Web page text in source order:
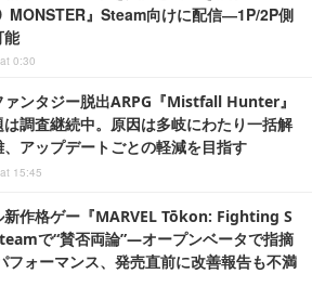
MONSTER』Steam向けに配信―1P/2P側
能
0:30
ァンタジー脱出ARPG『Mistfall Hunter』
は調査継続中。原因は多岐にわたり一括解
アップデートごとの軽減を目指す
15:45
新作格ゲー『MARVEL Tōkon: Fighting S
で“賛否両論”―オープンベータで指摘
フォーマンス、発売直前に改善報告も不満